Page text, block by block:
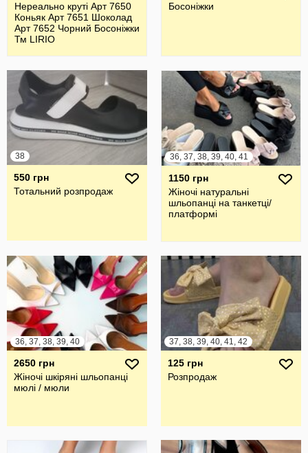
Нереально круті Арт 7650
Коньяк Арт 7651 Шоколад
Арт 7652 Чорний Босоніжки
Тм LIRIO
Босоніжки
38
550 грн
Тотальний розпродаж
36, 37, 38, 39, 40, 41
1150 грн
Жіночі натуральні
шльопанці на танкетці/
платформі
36, 37, 38, 39, 40
2650 грн
Жіночі шкіряні шльопанці
мюлі / мюли
37, 38, 39, 40, 41, 42
125 грн
Розпродаж